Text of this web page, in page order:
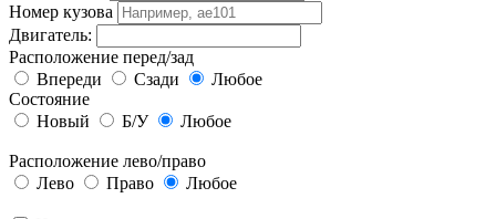
Номер кузова
Двигатель:
Расположение перед/зад
Впереди
Сзади
Любое
Состояние
Новый
Б/У Любое
Расположение лево/право
Лево
Право Любое